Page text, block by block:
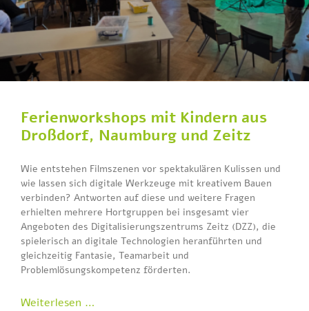
Ferienworkshops mit Kindern aus
Droßdorf, Naumburg und Zeitz
Wie entstehen Filmszenen vor spektakulären Kulissen und
wie lassen sich digitale Werkzeuge mit kreativem Bauen
verbinden? Antworten auf diese und weitere Fragen
erhielten mehrere Hortgruppen bei insgesamt vier
Angeboten des Digitalisierungszentrums Zeitz (DZZ), die
spielerisch an digitale Technologien heranführten und
gleichzeitig Fantasie, Teamarbeit und
Problemlösungskompetenz förderten.
Weiterlesen …